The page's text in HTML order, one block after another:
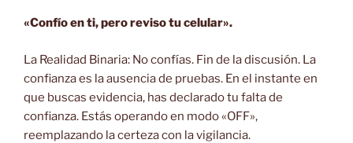
«Confío en ti, pero reviso tu celular».
La Realidad Binaria: No confías. Fin de la discusión. La
confianza es la ausencia de pruebas. En el instante en
que buscas evidencia, has declarado tu falta de
confianza. Estás operando en modo «OFF»,
reemplazando la certeza con la vigilancia.